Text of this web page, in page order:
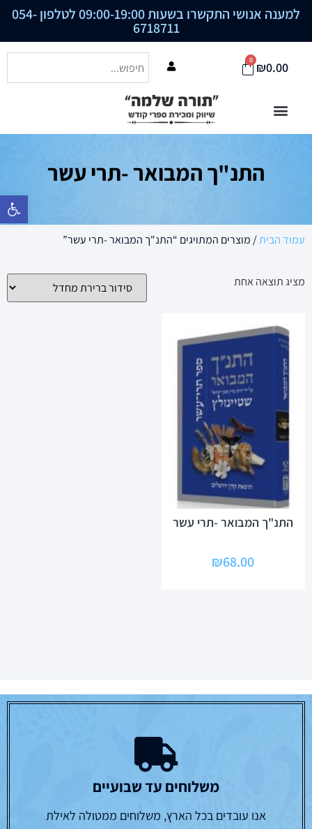
פתח סרגל
למענה אנושי התקשרו בשעות 09:00-19:00 לטלפון 054-
6718711
₪0.00
0
התנ"ך המבואר -תרי עשר
עמוד הבית/ מוצרים המתויגים “התנ"ך המבואר -תרי עשר”
מציג תוצאה אחת
התנ"ך המבואר -תרי עשר
₪68.00
משלוחים עד שבועיים
אנו עובדים בכל הארץ, משלוחים ממטולה לאילת